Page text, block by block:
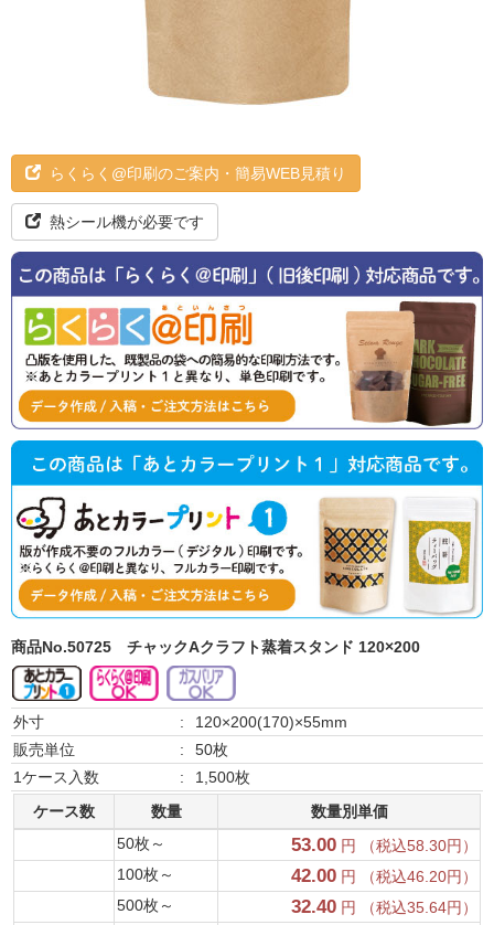
らくらく@印刷のご案内・簡易WEB見積り
熱シール機が必要です
商品No.50725 チャックAクラフト蒸着スタンド 120×200
外寸 :
120×200(170)×55mm
販売単位
:
50枚
1ケース入数
:
1,500枚
ケース数
数量
数量別単価
50枚～
53.00 円 （税込58.30円）
100枚～
42.00 円 （税込46.20円）
500枚～
32.40 円 （税込35.64円）